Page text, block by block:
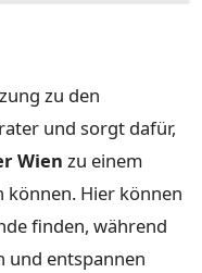
zu den
und sorgt dafür,
Wien zu einem
können. Hier können
finden, während
und entspannen